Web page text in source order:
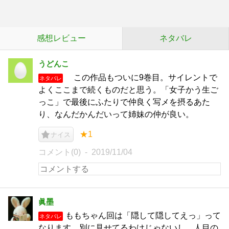
感想レビュー ネタバレ
うどんこ
ネタバレ
この作品もついに9巻目。サイレントで
よくここまで続くものだと思う。「女子かう生ご
っこ」で最後にふたりで仲良く写メを摂るあた
り、なんだかんだいって姉妹の仲が良い。
ナイス ★1
コメント(0) 2019/11/04
眞墨
ネタバレ
ももちゃん回は「隠して隠してえっ」って